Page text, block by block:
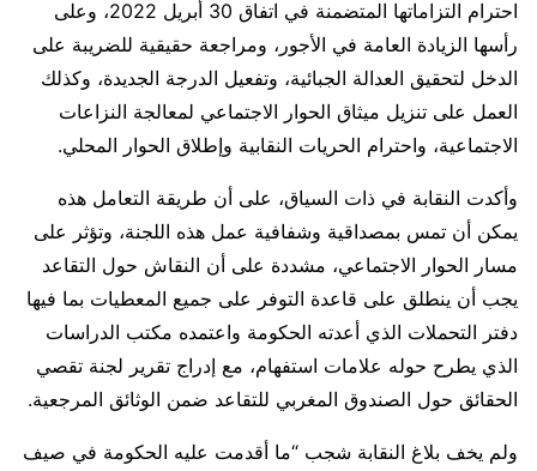
احترام التزاماتها المتضمنة في اتفاق 30 أبريل 2022، وعلى
رأسها الزيادة العامة في الأجور، ومراجعة حقيقية للضريبة على
الدخل لتحقيق العدالة الجبائية، وتفعيل الدرجة الجديدة، وكذلك
العمل على تنزيل ميثاق الحوار الاجتماعي لمعالجة النزاعات
الاجتماعية، واحترام الحريات النقابية وإطلاق الحوار المحلي.
وأكدت النقابة في ذات السياق، على أن طريقة التعامل هذه
يمكن أن تمس بمصداقية وشفافية عمل هذه اللجنة، وتؤثر على
مسار الحوار الاجتماعي، مشددة على أن النقاش حول التقاعد
يجب أن ينطلق على قاعدة التوفر على جميع المعطيات بما فيها
دفتر التحملات الذي أعدته الحكومة واعتمده مكتب الدراسات
الذي يطرح حوله علامات استفهام، مع إدراج تقرير لجنة تقصي
الحقائق حول الصندوق المغربي للتقاعد ضمن الوثائق المرجعية.
ولم يخف بلاغ النقابة شجب “ما أقدمت عليه الحكومة في صيف